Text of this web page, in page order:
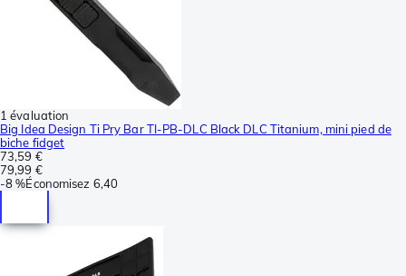
1 évaluation
Big Idea Design Ti Pry Bar TI-PB-DLC Black DLC Titanium, mini pied de
biche fidget
73,59 €
79,99 €
-8 %Économisez 6,40